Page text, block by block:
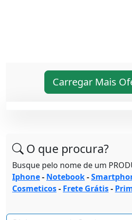
Carregar Mais
O que procura?
Busque pelo nome de um
Iphone- Notebook-
Cosmeticos- Frete Grátis-